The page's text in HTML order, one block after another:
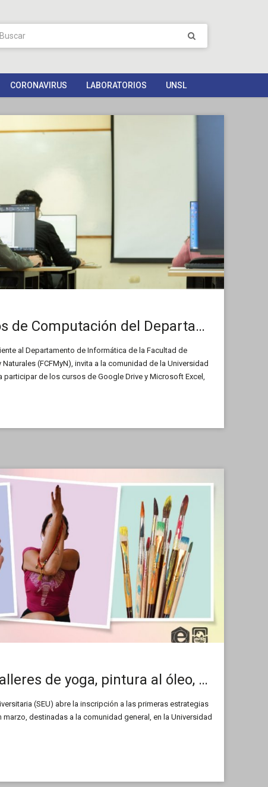
CORONAVIRUS LABORATORIOS UNSL
Inician los cursos de Computación del Departamento de Informática
al Departamento de Informática de la Facultad de
(FCFMyN), invita a la comunidad de la Universidad
participar de los cursos de Google Drive y Microsoft Excel,
Inscriben a los talleres de yoga, pintura al óleo, mosaico y lengua de señas
(SEU) abre la inscripción a las primeras estrategias
destinadas a la comunidad general, en la Universidad